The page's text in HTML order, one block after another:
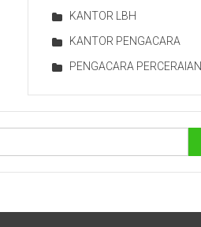
KANTOR LBH
KANTOR PENGACARA
PENGACARA PERCERAIAN